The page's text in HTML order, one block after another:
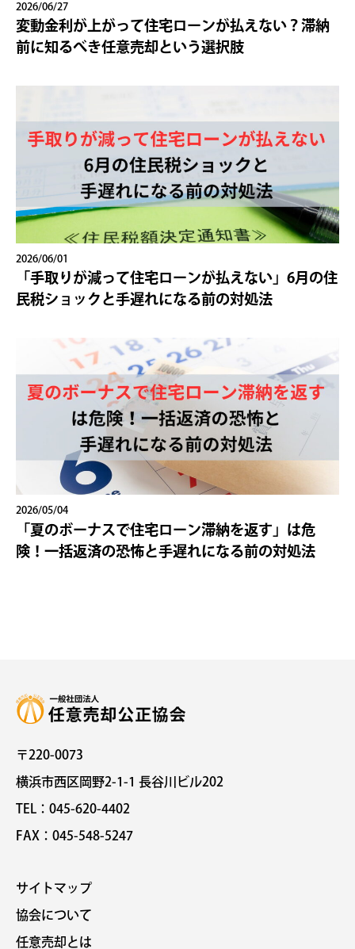
2026/06/27
変動金利が上がって住宅ローンが払えない？滞納
前に知るべき任意売却という選択肢
2026/06/01
「手取りが減って住宅ローンが払えない」6月の住
民税ショックと手遅れになる前の対処法
2026/05/04
「夏のボーナスで住宅ローン滞納を返す」は危
険！一括返済の恐怖と手遅れになる前の対処法
〒220-0073
横浜市西区岡野2-1-1 長谷川ビル202
TEL：045-620-4402
FAX：045-548-5247
サイトマップ
協会について
任意売却とは